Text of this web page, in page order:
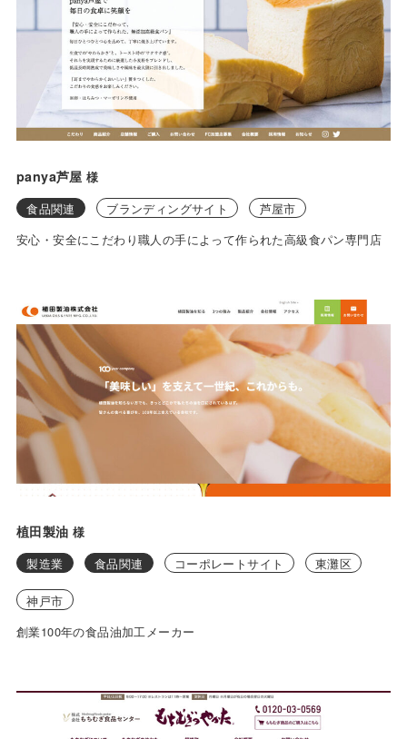
panya芦屋 様
食品関連
ブランディングサイト
芦屋市
安心・安全にこだわり職人の手によって作られた高級食パン専門店
植田製油 様
製造業
食品関連 コーポレートサイト 東灘区
神戸市
創業100年の食品油加工メーカー